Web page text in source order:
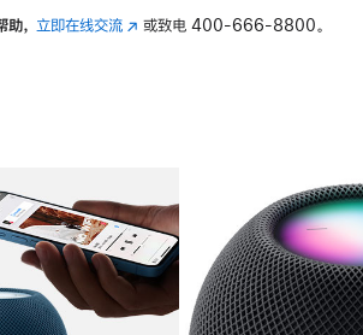
， 立即在线交流(在 或致电 400-666-8800。
图库 图像 4 图库 图像